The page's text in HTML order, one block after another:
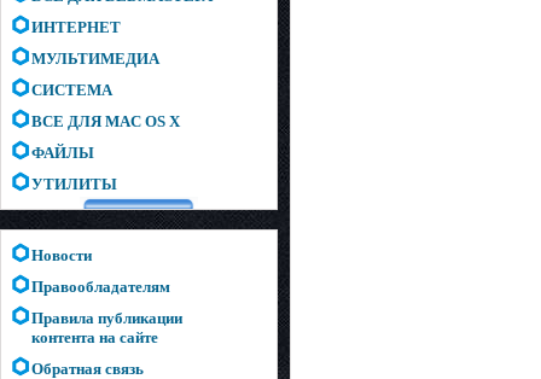
ИНТЕРНЕТ
МУЛЬТИМЕДИА
СИСТЕМА
ВСЕ ДЛЯ MAC OS X
ФАЙЛЫ
УТИЛИТЫ
Новости
Правообладателям
Правила публикации
контента на сайте
Обратная связь